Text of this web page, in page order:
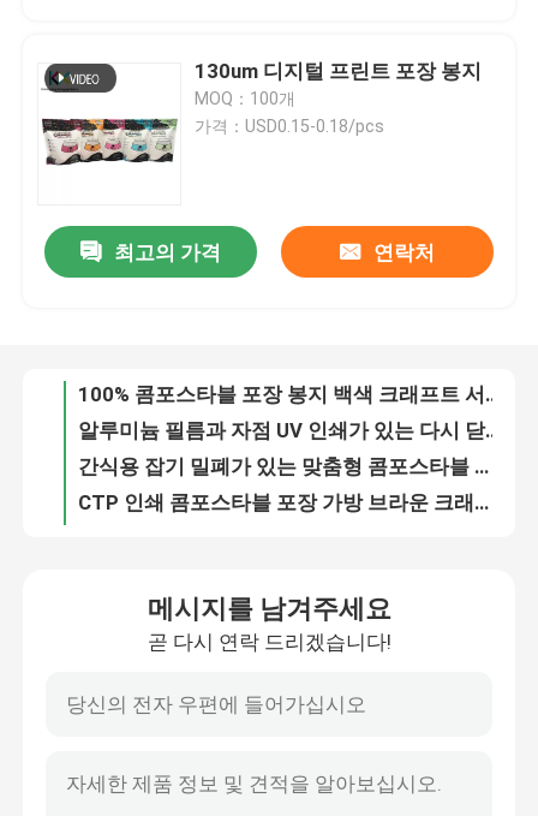
집
비디오
공장 투어
품질 관리
인용 을 요청 하십시오
130um 디지털 프린트 포장 봉지
MOQ：100개
가격：USD0.15-0.18/pcs
최고의 가격 연락처
100% 콤포스타블 포장 봉지 백색 크래프트 서드업 봉지 120um TUV 인증
가정용 유연성 콤포스타블 포장 가방 지프 잠금 서식 가방
디지털 인쇄 부드러운 터치 알루미늄 필름 포장 가방 스팟 UV 인쇄 재 닫을 수 있는 가방
OEM ODM Ziplock 재봉식 Mylar 가방 핫 스탬핑 에코 스탠 업 포스
주문형 인쇄 된 차 포장 봉지 스팟 UV 기술 모슈터 증명
메시지를 남겨주세요
곧 다시 연락 드리겠습니다!